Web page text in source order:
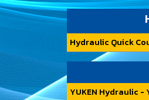
Hydraulic Quick
YUKEN Hydraulic -